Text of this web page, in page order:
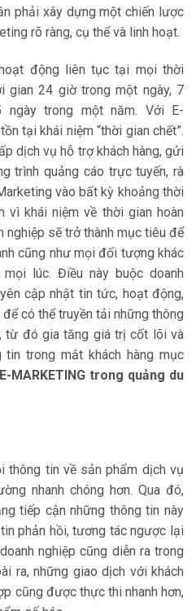
phải xây dựng một chiến lược
rõ ràng, cụ thể và linh hoạt.
động liên tục tại mọi thời
gian 24 giờ trong một ngày, 7
ngày trong một năm. Với E-
tại khái niệm “thời gian chết”.
dịch vụ hỗ trợ khách hàng, gửi
trình quảng cáo trực tuyến, rà
vào bất kỳ khoảng thời
vì khái niệm về thời gian hoàn
nghiệp sẽ trở thành mục tiêu để
cũng như mọi đối tượng khác
lúc. Điều này buộc doanh
cập nhật tin tức, hoạt động,
có thể truyền tải những thông
từ đó gia tăng giá trị cốt lõi và
trong mắt khách hàng mục
MARKETING trong quảng du
thông tin về sản phẩm dịch vụ
nhanh chóng hơn. Qua đó,
tiếp cận những thông tin này
phản hồi, tương tác ngược lại
nghiệp cũng diễn ra trong
ra, những giao dịch với khách
cũng được thực thi nhanh hơn,